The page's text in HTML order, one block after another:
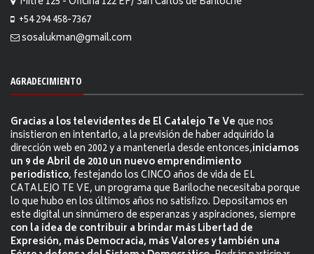
+54 294 458-7367
sosalukman@gmail.com
AGRADECIMIENTO
Gracias a los televidentes de El Catalejo Te Veque nos
insistieron en intentarlo, a la previsión de haber adquirido la
dirección web en 2002 y a mantenerla desde entonces,iniciamos
un 9 de Abril de 2010 un nuevo emprendimiento
periodístico, festejando los CINCO años de vida de EL
CATALEJO TE VE, un programa que Bariloche necesitaba porque
lo que hubo en los últimos años no satisfizo. Depositamos en
este digital un sinnúmero de esperanzas y aspiraciones, siempre
con la idea de contribuir a brindar más Libertad de
Expresión, más Democracia, más Valores y también una